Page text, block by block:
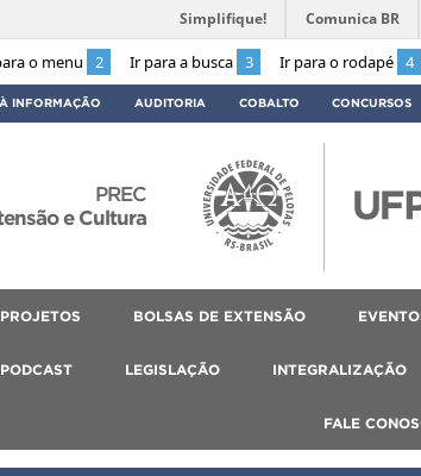
o menu 2 Ir para a busca 3 Ir para o rodapé 4
Simplifique! Comunica BR
INFORMAÇÃO AUDITORIA COBALTO CONCURSOS
PREC
e Cultura
PROJETOS BOLSAS DE EXTENSÃO
PODCAST LEGISLAÇÃO INTEGRALIZAÇÃO
FALE